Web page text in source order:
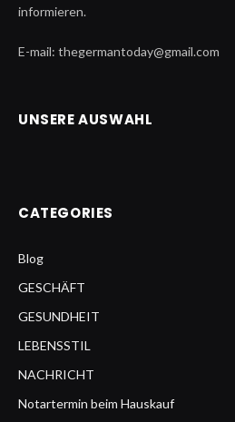
informieren.
E-mail: thegermantoday@gmail.com
UNSERE AUSWAHL
CATEGORIES
Blog
GESCHÄFT
GESUNDHEIT
LEBENSSTIL
NACHRICHT
Notartermin beim Hauskauf